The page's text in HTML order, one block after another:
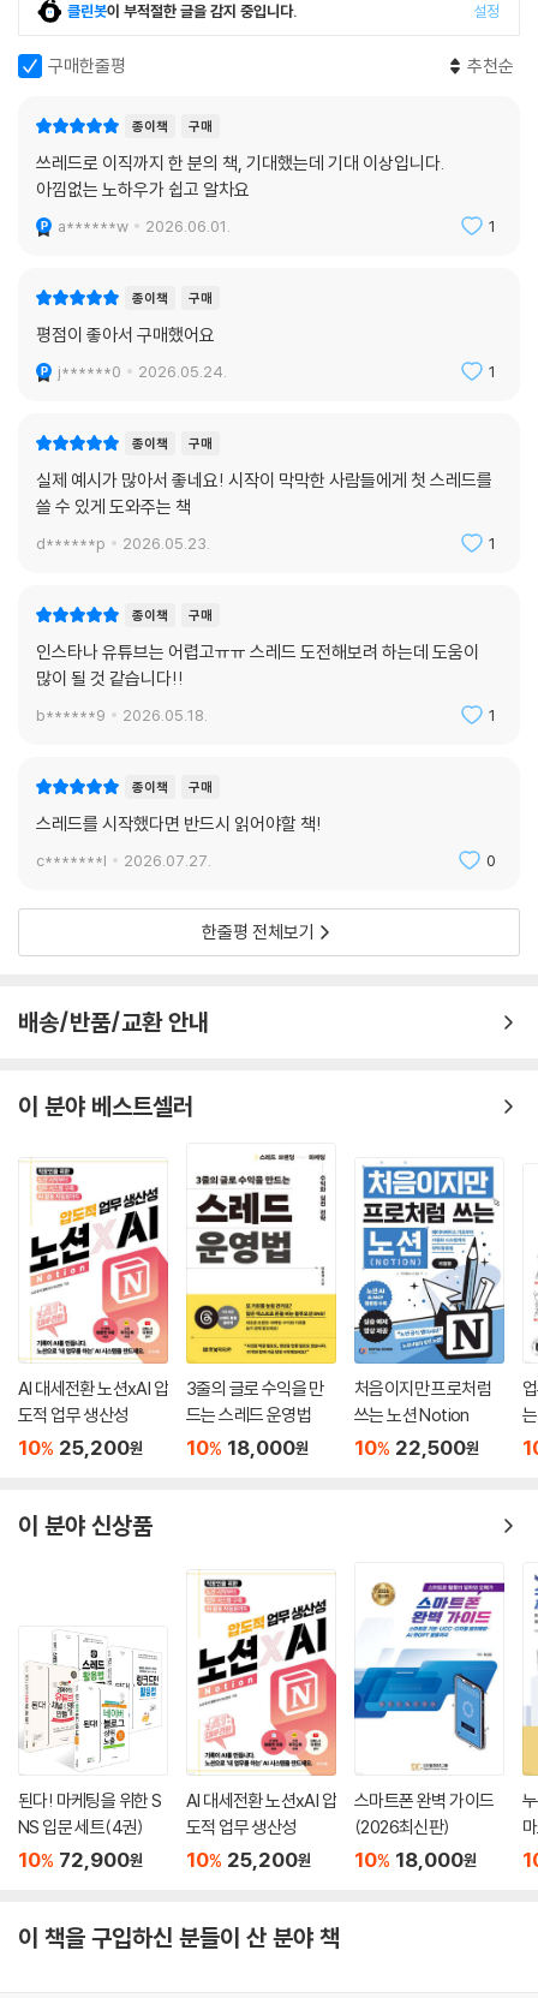
클린봇이 부적절한 글을 감지 중입니다. 설정
구매한줄평 추천순
종이책 구매
쓰레드로 이직까지 한 분의 책, 기대했는데 기대 이상입니다.
아낌없는 노하우가 쉽고 알차요
a******w 2026.06.01. 1
종이책 구매
평점이 좋아서 구매했어요
j******0 2026.05.24. 1
종이책 구매
실제 예시가 많아서 좋네요! 시작이 막막한 사람들에게 첫 스레드를
쓸 수 있게 도와주는 책
d******p 2026.05.23. 1
종이책 구매
인스타나 유튜브는 어렵고ㅠㅠ 스레드 도전해보려 하는데 도움이
많이 될 것 같습니다!!
b******9 2026.05.18. 1
종이책 구매
스레드를 시작했다면 반드시 읽어야할 책!
c*******l 2026.07.27. 0
한줄평 전체보기
배송/반품/교환 안내
이 분야 베스트셀러
AI 대세전환 노션xAI 압
도적 업무 생산성
10% 25,200원
3줄의 글로 수익을 만
드는 스레드 운영법
10% 18,000원
처음이지만 프로처럼
쓰는 노션 Notion
10% 22,500원
이 분야 신상품
된다! 마케팅을 위한 S
NS 입문 세트(4권)
10% 72,900원
AI 대세전환 노션xAI 압
도적 업무 생산성
10% 25,200원
스마트폰 완벽 가이드
(2026최신판)
10% 18,000원
이 책을 구입하신 분들이 산 분야 책